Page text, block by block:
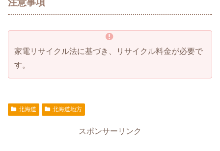
注意事項
家電リサイクル法に基づき、リサイクル料金が必要で
す。
北海道 北海道地方
スポンサーリンク